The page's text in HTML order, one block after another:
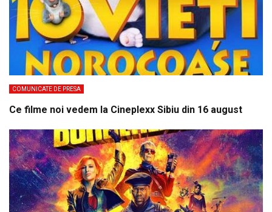
COMUNICATE DE PRESA
Ce filme noi vedem la Cineplexx Sibiu din 16 august